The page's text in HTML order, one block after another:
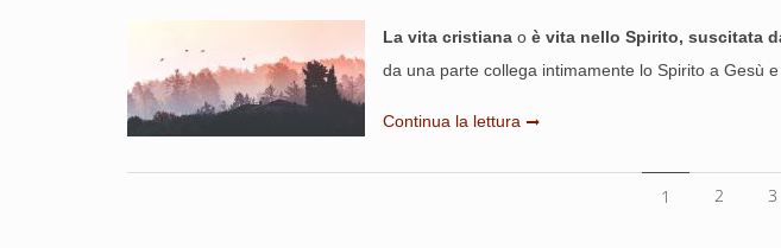
La vita cristiana o è vita nello Spirito, suscitata
da una parte collega intimamente lo Spirito a Gesù
Continua la lettura
1 2 3